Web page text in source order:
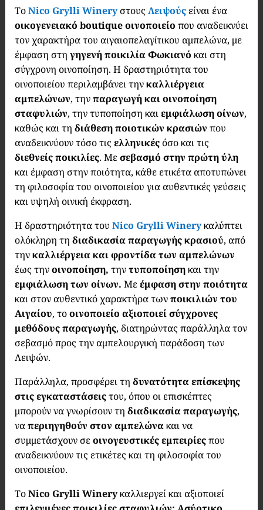
ΤοNico Grylli Wineryστους Λειψούς είναι ένα
οικογενειακό boutique οινοποιείο που αναδεικνύει
τον χαρακτήρα του αιγαιοπελαγίτικου αμπελώνα, με
έμφαση στη γηγενή ποικιλίαΦωκιανό και στη
σύγχρονη οινοποίηση. Η δραστηριότητα του
οινοποιείου περιλαμβάνει τηνκαλλιέργεια
αμπελώνων, τηνπαραγωγή και οινοποίηση
σταφυλιών, την τυποποίηση καιεμφιάλωση οίνων,
καθώς και τη διάθεση ποιοτικών κρασιών που
αναδεικνύουν τόσο τις ελληνικέςόσο και τις
διεθνείς ποικιλίες. Μεσεβασμό στην πρώτη ύλη
και έμφαση στην ποιότητα, κάθε ετικέτα αποτυπώνει
τη φιλοσοφία του οινοποιείου για αυθεντικές γεύσεις
και υψηλή οινική έκφραση.
Η δραστηριότητα του Nico Grylli Wineryκαλύπτει
ολόκληρη τη διαδικασία παραγωγής κρασιού, από
τηνκαλλιέργεια και φροντίδα των αμπελώνων
έως τηνοινοποίηση, τηντυποποίησηκαι την
εμφιάλωση των οίνων. Μεέμφαση στην ποιότητα
και στον αυθεντικό χαρακτήρα τωνποικιλιών του
Αιγαίου, τοοινοποιείο αξιοποιεί σύγχρονες
μεθόδους παραγωγής, διατηρώντας παράλληλα τον
σεβασμό προς την αμπελουργική παράδοση των
Λειψών.
Παράλληλα, προσφέρει τη δυνατότητα επίσκεψης
στις εγκαταστάσειςτου, όπου οι επισκέπτες
μπορούν να γνωρίσουν τη διαδικασία παραγωγής,
ναπεριηγηθούν στον αμπελώνακαι να
συμμετάσχουν σεοινογευστικές εμπειρίεςπου
αναδεικνύουν τις ετικέτες και τη φιλοσοφία του
οινοποιείου.
ΤοNico Grylli Wineryκαλλιεργεί και αξιοποιεί